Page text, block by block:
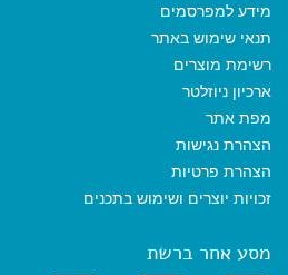
מידע למפרסמים
תנאי שימוש באתר
רשימת מוצרים
ארכיון ניוזלטר
מפת אתר
הצהרת נגישות
הצהרת פרטיות
זכויות יוצרים ושימוש בתכנים
מסע אחר ברשת